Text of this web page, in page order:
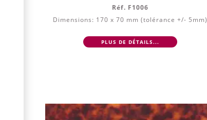
Réf. F1006
Dimensions: 170 x 70 mm (tolérance +/- 5mm)
PLUS DE DÉTAILS...